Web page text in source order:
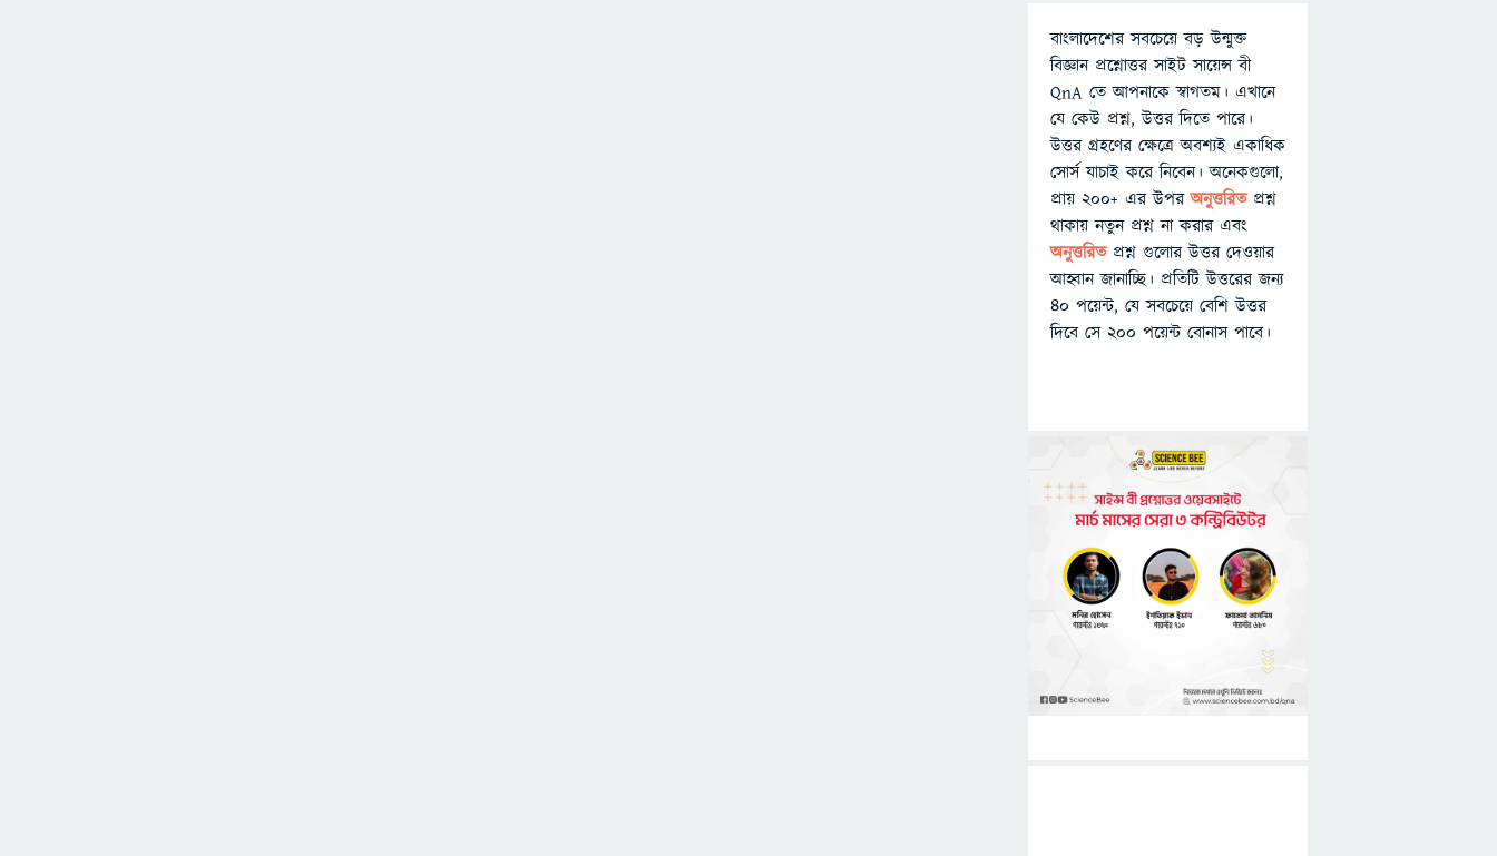
বাংলাদেশের সবচেয়ে বড় উন্মুক্ত
বিজ্ঞান প্রশ্নোত্তর সাইট সায়েন্স বী
QnA তে আপনাকে স্বাগতম। এখানে
যে কেউ প্রশ্ন, উত্তর দিতে পারে।
উত্তর গ্রহণের ক্ষেত্রে অবশ্যই একাধিক
সোর্স যাচাই করে নিবেন। অনেকগুলো,
প্রায় ২০০+ এর উপরঅনুত্তরিতপ্রশ্ন
থাকায় নতুন প্রশ্ন না করার এবং
অনুত্তরিত প্রশ্ন গুলোর উত্তর দেওয়ার
আহ্বান জানাচ্ছি। প্রতিটি উত্তরের জন্য
৪০ পয়েন্ট, যে সবচেয়ে বেশি উত্তর
দিবে সে ২০০ পয়েন্ট বোনাস পাবে।